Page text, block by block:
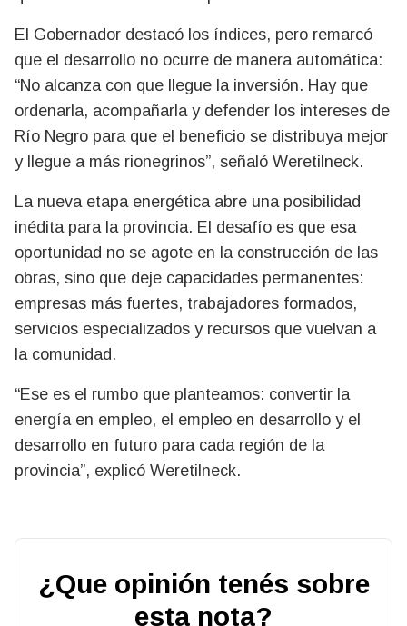
El Gobernador destacó los índices, pero remarcó
que el desarrollo no ocurre de manera automática:
“No alcanza con que llegue la inversión. Hay que
ordenarla, acompañarla y defender los intereses de
Río Negro para que el beneficio se distribuya mejor
y llegue a más rionegrinos”, señaló Weretilneck.
La nueva etapa energética abre una posibilidad
inédita para la provincia. El desafío es que esa
oportunidad no se agote en la construcción de las
obras, sino que deje capacidades permanentes:
empresas más fuertes, trabajadores formados,
servicios especializados y recursos que vuelvan a
la comunidad.
“Ese es el rumbo que planteamos: convertir la
energía en empleo, el empleo en desarrollo y el
desarrollo en futuro para cada región de la
provincia”, explicó Weretilneck.
¿Que opinión tenés sobre
esta nota?